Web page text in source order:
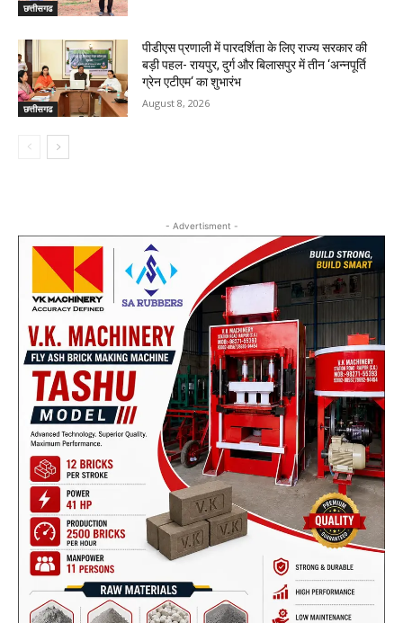
छत्तीसगढ
छत्तीसगढ
पीडीएस प्रणाली में पारदर्शिता के लिए राज्य सरकार की
बड़ी पहल- रायपुर, दुर्ग और बिलासपुर में तीन ‘अन्नपूर्ति
ग्रेन एटीएम‘ का शुभारंभ
August 8, 2026
- Advertisment -